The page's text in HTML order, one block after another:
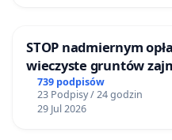
STOP nadmiernym
wieczyste gruntów
ogrody działkowe.
739 podpisów
23 Podpisy / 24 godzin
29 Jul 2026